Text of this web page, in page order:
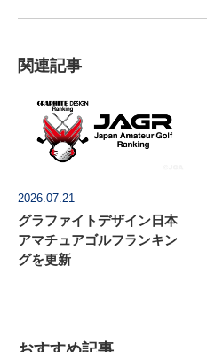
関連記事
2026.07.21
グラファイトデザイン日本
アマチュアゴルフランキン
グを更新